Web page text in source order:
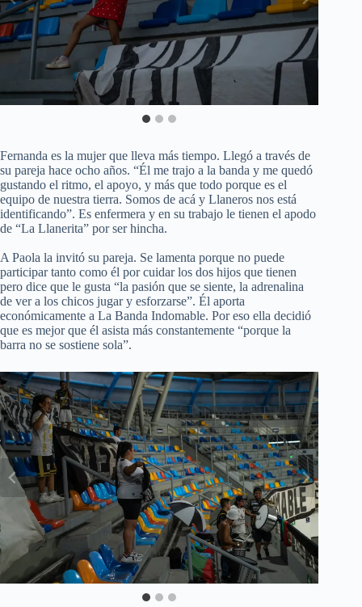
Fernanda es la mujer que lleva más tiempo. Llegó a través de
su pareja hace ocho años. “Él me trajo a la banda y me quedó
gustando el ritmo, el apoyo, y más que todo porque es el
equipo de nuestra tierra. Somos de acá y Llaneros nos está
identificando”. Es enfermera y en su trabajo le tienen el apodo
de “La Llanerita” por ser hincha.
A Paola la invitó su pareja. Se lamenta porque no puede
participar tanto como él por cuidar los dos hijos que tienen
pero dice que le gusta “la pasión que se siente, la adrenalina
de ver a los chicos jugar y esforzarse”. Él aporta
económicamente a La Banda Indomable. Por eso ella decidió
que es mejor que él asista más constantemente “porque la
barra no se sostiene sola”.